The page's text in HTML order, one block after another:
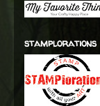
stamplorations